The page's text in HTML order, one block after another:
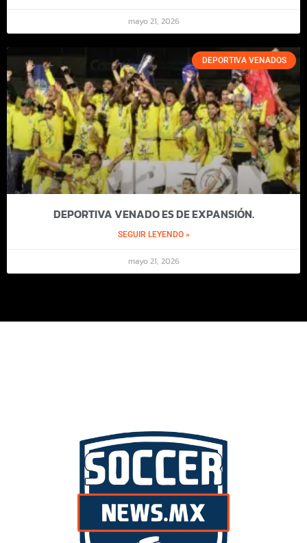
mayo 21, 2026
DEPORTIVA VENADOS
DEPORTIVA VENADO ES DE EXPANSIÓN.
SEGUIR LEYENDO »
mayo 21, 2026